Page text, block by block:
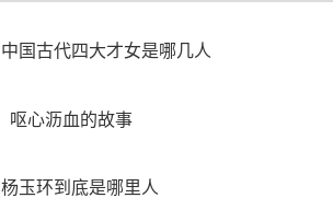
中国古代四大才女是哪几人
呕心沥血的故事
杨玉环到底是哪里人